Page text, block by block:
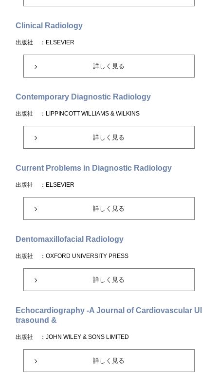
Clinical Radiology
出版社 ：ELSEVIER
詳しく見る
Contemporary Diagnostic Radiology
出版社 ：LIPPINCOTT WILLIAMS & WILKINS
詳しく見る
Current Problems in Diagnostic Radiology
出版社 ：ELSEVIER
詳しく見る
Dentomaxillofacial Radiology
出版社 ：OXFORD UNIVERSITY PRESS
詳しく見る
Echocardiography -A Journal of Cardiovascular Ul
trasound &
出版社 ：JOHN WILEY & SONS LIMITED
詳しく見る